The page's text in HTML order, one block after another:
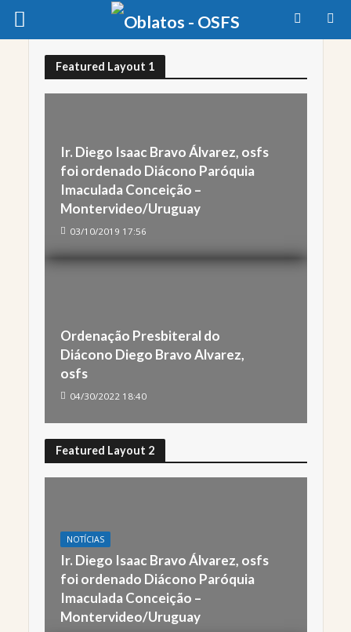
Featured Layout 1
Ir. Diego Isaac Bravo Álvarez, osfs
foi ordenado Diácono Paróquia
Imaculada Conceição –
Montervideo/Uruguay
03/10/2019 17:56
Ordenação Presbiteral do
Diácono Diego Bravo Alvarez,
osfs
04/30/2022 18:40
Featured Layout 2
NOTÍCIAS
Ir. Diego Isaac Bravo Álvarez, osfs
foi ordenado Diácono Paróquia
Imaculada Conceição –
Montervideo/Uruguay